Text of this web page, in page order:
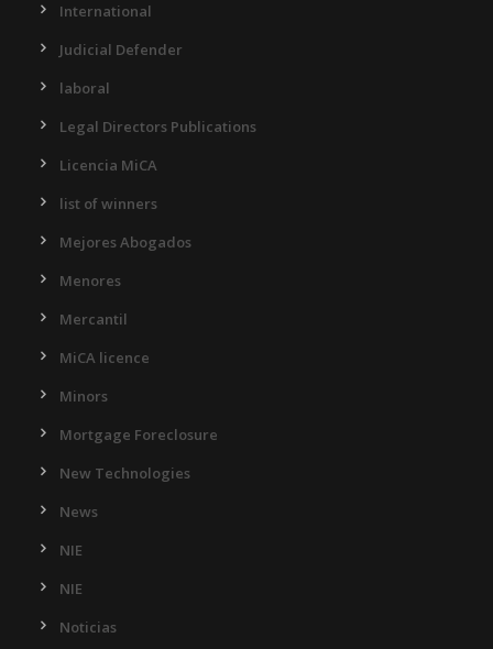
International
Judicial Defender
laboral
Legal Directors Publications
Licencia MiCA
list of winners
Mejores Abogados
Menores
Mercantil
MiCA licence
Minors
Mortgage Foreclosure
New Technologies
News
NIE
NIE
Noticias